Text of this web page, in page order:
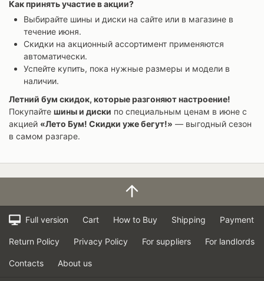
Как принять участие в акции?
Выбирайте шины и диски на сайте или в магазине в
течение июня.
Скидки на акционный ассортимент применяются
автоматически.
Успейте купить, пока нужные размеры и модели в
наличии.
Летний бум скидок, которые разгоняют настроение!
Покупайте шины и диски по специальным ценам в июне с
акцией «Лето Бум! Скидки уже бегут!» — выгодный сезон
в самом разгаре.
Full version Cart How to Buy Shipping Payment
Return Policy Privacy Policy For suppliers For landlords
Contacts About us